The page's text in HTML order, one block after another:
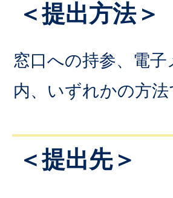
＜提出方法＞
窓口への持参、電
内、いずれかの方
＜提出先＞